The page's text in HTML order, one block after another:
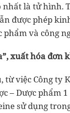
nhất là tử hình.
được phép
phẩm và công
xuất hóa đơn
từ việc Công ty
– Dược phẩm
sử dụng